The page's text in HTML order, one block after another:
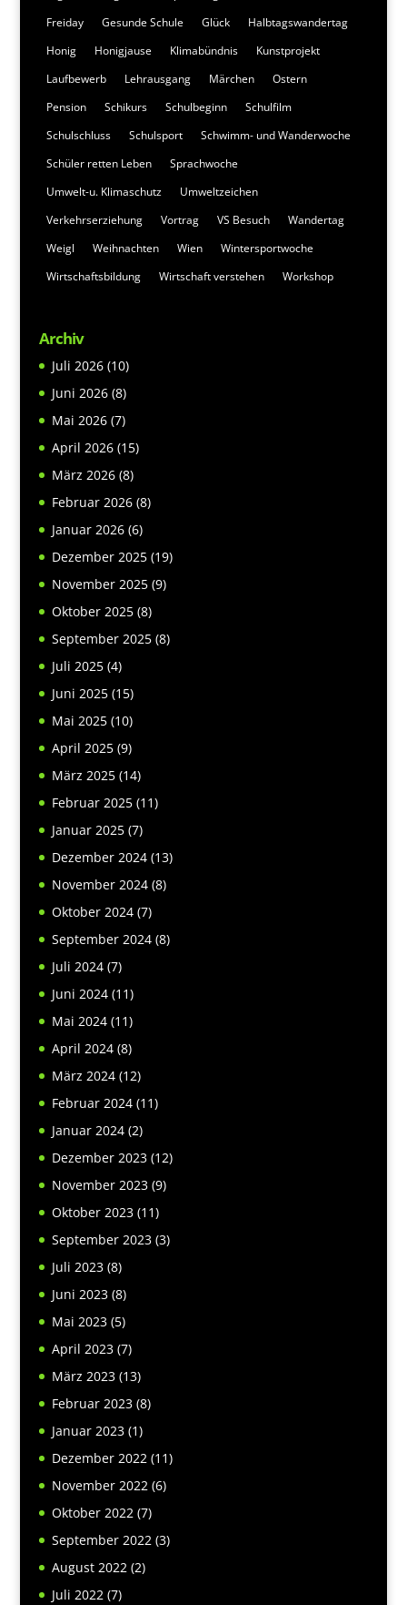
Freiday
Gesunde Schule Glück
Halbtagswandertag
Honig
Honigjause Klimabündnis
Kunstprojekt
Laufbewerb
Lehrausgang Märchen
Ostern
Pension
Schikurs Schulbeginn
Schulfilm
Schulschluss
Schulsport
Schwimm- und Wanderwoche
Schüler retten Leben
Sprachwoche
Umwelt-u. Klimaschutz
Umweltzeichen
Verkehrserziehung
Vortrag VS Besuch
Wandertag
Weigl
Weihnachten Wien
Wintersportwoche
Wirtschaftsbildung
Wirtschaft verstehen Workshop
Archiv
Juli 2026(10)
Juni 2026(8)
Mai 2026(7)
April 2026(15)
März 2026(8)
Februar 2026(8)
Januar 2026(6)
Dezember 2025(19)
November 2025(9)
Oktober 2025(8)
September 2025(8)
Juli 2025(4)
Juni 2025(15)
Mai 2025(10)
April 2025(9)
März 2025(14)
Februar 2025(11)
Januar 2025(7)
Dezember 2024(13)
November 2024(8)
Oktober 2024(7)
September 2024(8)
Juli 2024(7)
Juni 2024(11)
Mai 2024(11)
April 2024(8)
März 2024(12)
Februar 2024(11)
Januar 2024(2)
Dezember 2023(12)
November 2023(9)
Oktober 2023(11)
September 2023(3)
Juli 2023(8)
Juni 2023(8)
Mai 2023(5)
April 2023(7)
März 2023(13)
Februar 2023(8)
Januar 2023(1)
Dezember 2022(11)
November 2022(6)
Oktober 2022(7)
September 2022(3)
August 2022(2)
Juli 2022(7)